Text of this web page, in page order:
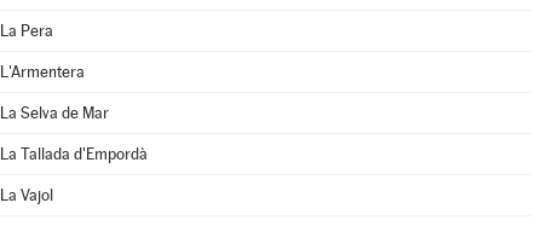
La Pera
L'Armentera
La Selva de Mar
La Tallada d'Empordà
La Vajol